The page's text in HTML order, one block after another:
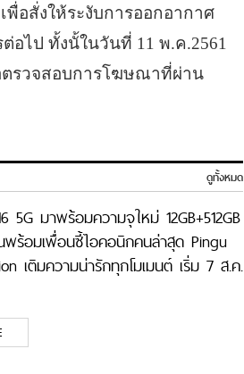
อสั่งให้ระงับการออกอากาศ
ไป ทั้งนั้ในวันที่ 11 พ.ค.2561
ตรวจสอบการโฆษณาที่ผ่าน
ดูทั้งหมด
5G มาพร้อมความจุใหม่ 12GB+512GB
พร้อมเพื่อนซี้ไอคอนิกคนล่าสุด Pingu
เติมความน่ารักทุกโมเมนต์ เริ่ม 7 ส.ค.